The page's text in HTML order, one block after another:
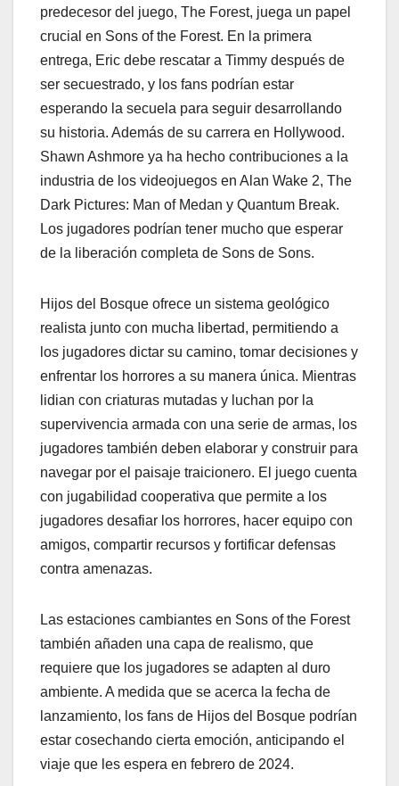
predecesor del juego, The Forest, juega un papel
crucial en Sons of the Forest. En la primera
entrega, Eric debe rescatar a Timmy después de
ser secuestrado, y los fans podrían estar
esperando la secuela para seguir desarrollando
su historia. Además de su carrera en Hollywood.
Shawn Ashmore ya ha hecho contribuciones a la
industria de los videojuegos en Alan Wake 2, The
Dark Pictures: Man of Medan y Quantum Break.
Los jugadores podrían tener mucho que esperar
de la liberación completa de Sons de Sons.
Hijos del Bosque ofrece un sistema geológico
realista junto con mucha libertad, permitiendo a
los jugadores dictar su camino, tomar decisiones y
enfrentar los horrores a su manera única. Mientras
lidian con criaturas mutadas y luchan por la
supervivencia armada con una serie de armas, los
jugadores también deben elaborar y construir para
navegar por el paisaje traicionero. El juego cuenta
con jugabilidad cooperativa que permite a los
jugadores desafiar los horrores, hacer equipo con
amigos, compartir recursos y fortificar defensas
contra amenazas.
Las estaciones cambiantes en Sons of the Forest
también añaden una capa de realismo, que
requiere que los jugadores se adapten al duro
ambiente. A medida que se acerca la fecha de
lanzamiento, los fans de Hijos del Bosque podrían
estar cosechando cierta emoción, anticipando el
viaje que les espera en febrero de 2024.